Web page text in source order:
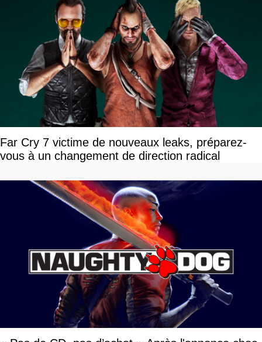
Far Cry 7 victime de nouveaux leaks, préparez-
vous à un changement de direction radical